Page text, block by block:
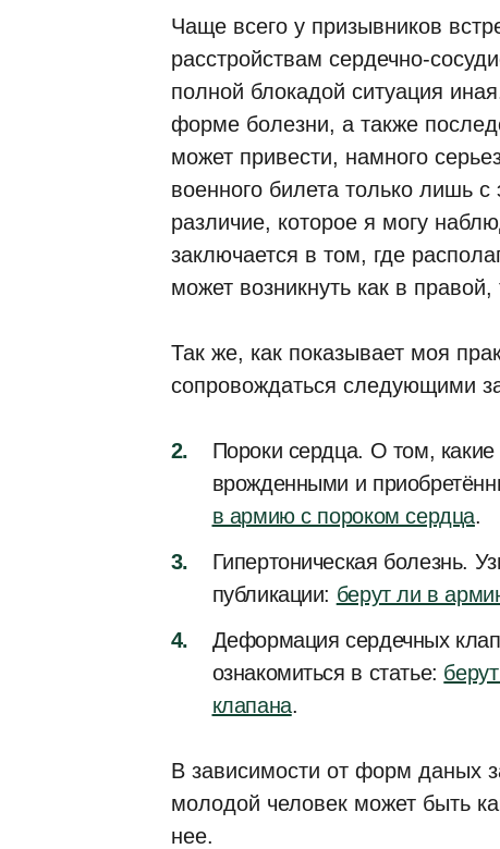
Чаще всего у призывников
расстройствам сердечно-
полной блокадой ситуация
форме болезни, а также
может привести, намного
военного билета только лишь
различие, которое я могу
заключается в том, где
может возникнуть как в
Так же, как показывает моя
сопровождаться следующими
Пороки сердца. О том, какие
врожденными и
в армию с пороком сердца.
Гипертоническая болезнь.
публикации: берут ли в
Деформация сердечных
ознакомиться в статье:
клапана.
В зависимости от форм даных
молодой человек может быть
нее.